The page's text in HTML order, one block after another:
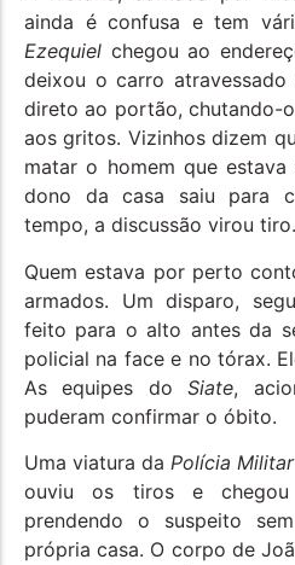
ainda é confusa e tem
Ezequiel chegou ao
deixou o carro
direto ao portão, chutando-
aos gritos. Vizinhos dizem
matar o homem que
dono da casa saiu para
tempo, a discussão virou tiro.
Quem estava por perto
armados. Um disparo,
feito para o alto antes da
policial na face e no tórax.
As equipes doSiate,
puderam confirmar o óbito.
Uma viatura da Polícia Militar
ouviu os tiros e chegou
prendendo o suspeito
própria casa. O corpo de